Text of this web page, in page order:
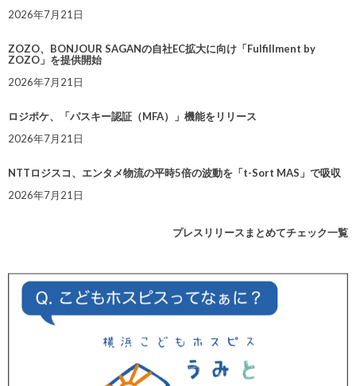
2026年7月21日
ZOZO、BONJOUR SAGANの自社EC拡大に向け「Fulfillment by
ZOZO」を提供開始
2026年7月21日
ロジポケ、「パスキー認証（MFA）」機能をリリース
2026年7月21日
NTTロジスコ、エンタメ物流の平時5倍の波動を「t-Sort MAS」で吸収
2026年7月21日
プレスリリースまとめてチェック一覧